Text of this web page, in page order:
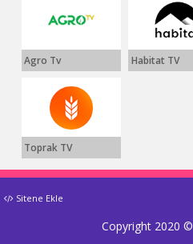
Agro Tv Habitat TV
Toprak TV
Sitene Ekle
Copyright 2020 ©